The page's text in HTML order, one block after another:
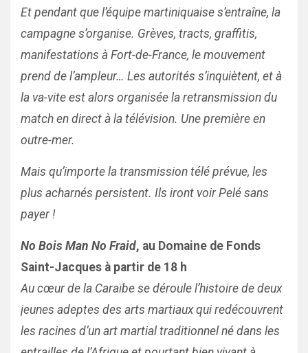
Et pendant que l’équipe martiniquaise s’entraîne, la
campagne s’organise. Grèves, tracts, graffitis,
manifestations à Fort-de-France, le mouvement
prend de l’ampleur… Les autorités s’inquiètent, et à
la va-vite est alors organisée la retransmission du
match en direct à la télévision. Une première en
outre-mer.
Mais qu’importe la transmission télé prévue, les
plus acharnés persistent. Ils iront voir Pelé sans
payer !
No Bois Man No Fraid, au Domaine de Fonds
Saint-Jacques à partir de 18 h
Au cœur de la Caraïbe se déroule l’histoire de deux
jeunes adeptes des arts martiaux qui redécouvrent
les racines d’un art martial traditionnel né dans les